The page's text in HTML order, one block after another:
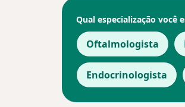
Qual especialização você
Oftalmologista
Endocrinologista